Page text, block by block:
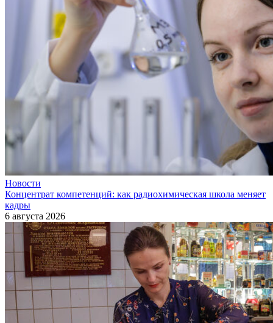
Новости
Концентрат компетенций: как радиохимическая школа меняет
кадры
6 августа 2026